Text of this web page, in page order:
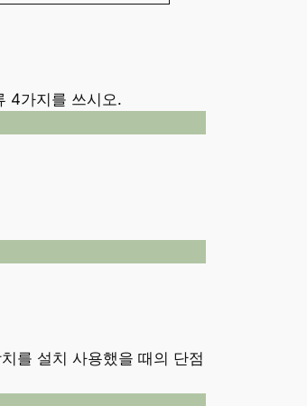
4가지를 쓰시오.
를 설치 사용했을 때의 단점